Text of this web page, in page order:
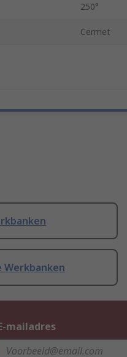
250°
Cermet
mailadres